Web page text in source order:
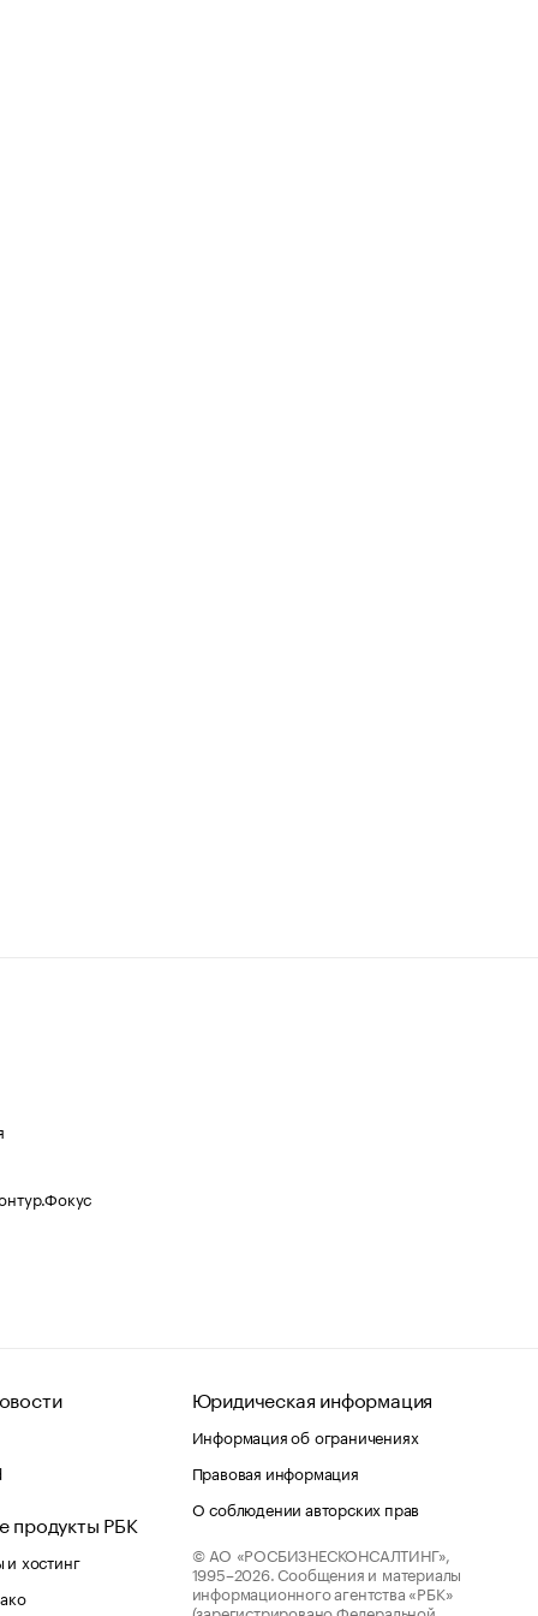
продукты РБК
хостинг
Юридическая информация
Информация об ограничениях
Правовая информация
О соблюдении авторских прав
© АО «РОСБИЗНЕСКОНСАЛТИНГ»,
1995–2026. Сообщения и материалы
информационного агентства «РБК»
(зарегистрировано Федеральной